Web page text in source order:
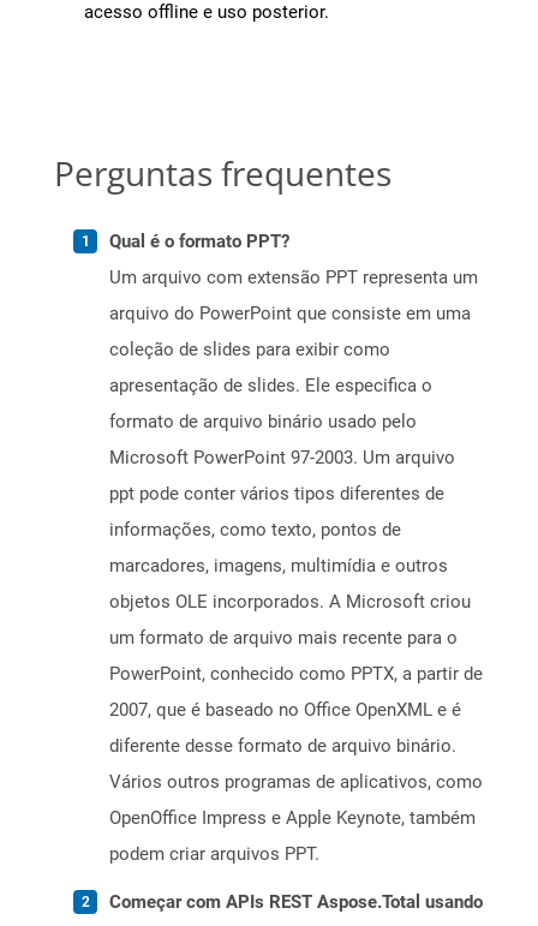
acesso offline e uso posterior.
Perguntas frequentes
Qual é o formato PPT?
Um arquivo com extensão PPT representa um
arquivo do PowerPoint que consiste em uma
coleção de slides para exibir como
apresentação de slides. Ele especifica o
formato de arquivo binário usado pelo
Microsoft PowerPoint 97-2003. Um arquivo
ppt pode conter vários tipos diferentes de
informações, como texto, pontos de
marcadores, imagens, multimídia e outros
objetos OLE incorporados. A Microsoft criou
um formato de arquivo mais recente para o
PowerPoint, conhecido como PPTX, a partir de
2007, que é baseado no Office OpenXML e é
diferente desse formato de arquivo binário.
Vários outros programas de aplicativos, como
OpenOffice Impress e Apple Keynote, também
podem criar arquivos PPT.
Começar com APIs REST Aspose.Total usando